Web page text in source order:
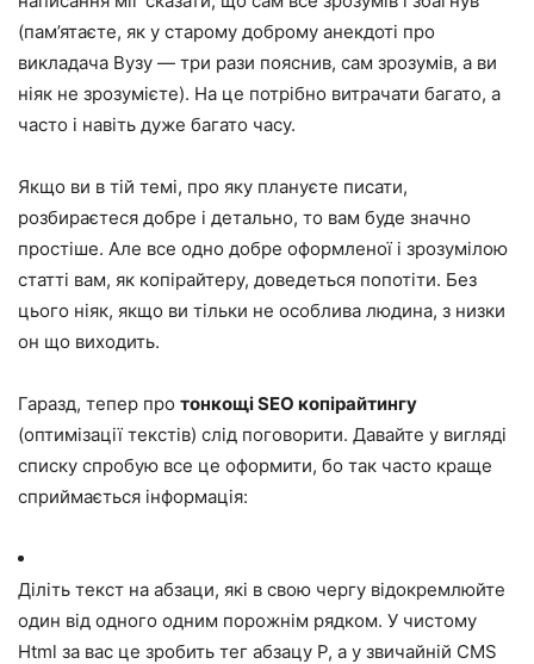
(пам’ятаєте, як у старому доброму анекдоті про
викладача Вузу — три рази пояснив, сам зрозумів, а ви
ніяк не зрозумієте). На це потрібно витрачати багато, а
часто і навіть дуже багато часу.
Якщо ви в тій темі, про яку плануєте писати,
розбираєтеся добре і детально, то вам буде значно
простіше. Але все одно добре оформленої і зрозумілою
статті вам, як копірайтеру, доведеться попотіти. Без
цього ніяк, якщо ви тільки не особлива людина, з низки
он що виходить.
Гаразд, тепер про тонкощі SEO копірайтингу
(оптимізації текстів) слід поговорити. Давайте у вигляді
списку спробую все це оформити, бо так часто краще
сприймається інформація:
Діліть текст на абзаци, які в свою чергу відокремлюйте
один від одного одним порожнім рядком. У чистому
Html за вас це зробить тег абзацу P, а у звичайній CMS